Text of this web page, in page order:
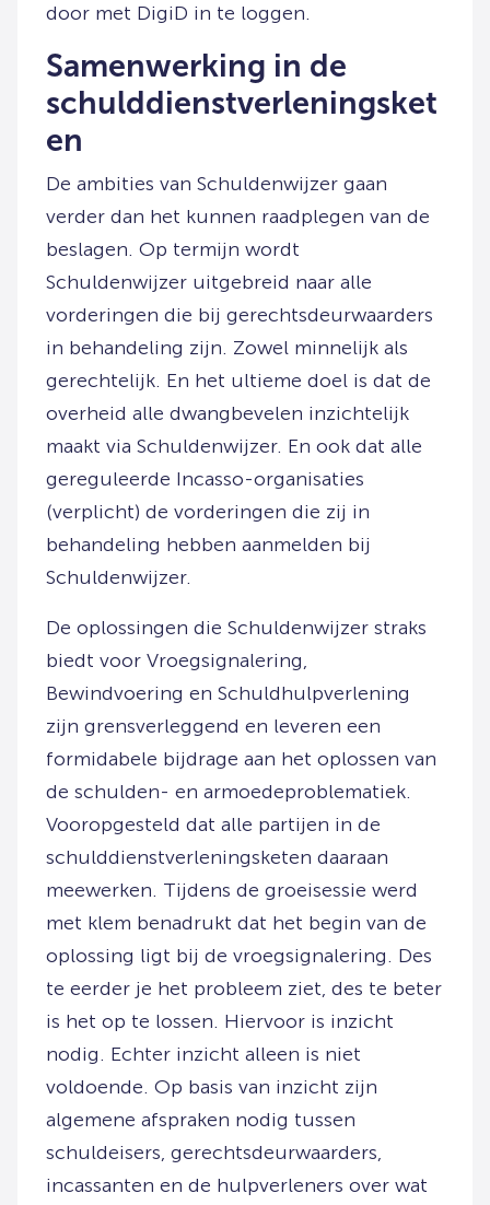
door met DigiD in te loggen.
Samenwerking in de
schulddienstverleningsket
en
De ambities van Schuldenwijzer gaan
verder dan het kunnen raadplegen van de
beslagen. Op termijn wordt
Schuldenwijzer uitgebreid naar alle
vorderingen die bij gerechtsdeurwaarders
in behandeling zijn. Zowel minnelijk als
gerechtelijk. En het ultieme doel is dat de
overheid alle dwangbevelen inzichtelijk
maakt via Schuldenwijzer. En ook dat alle
gereguleerde Incasso-organisaties
(verplicht) de vorderingen die zij in
behandeling hebben aanmelden bij
Schuldenwijzer.
De oplossingen die Schuldenwijzer straks
biedt voor Vroegsignalering,
Bewindvoering en Schuldhulpverlening
zijn grensverleggend en leveren een
formidabele bijdrage aan het oplossen van
de schulden- en armoedeproblematiek.
Vooropgesteld dat alle partijen in de
schulddienstverleningsketen daaraan
meewerken. Tijdens de groeisessie werd
met klem benadrukt dat het begin van de
oplossing ligt bij de vroegsignalering. Des
te eerder je het probleem ziet, des te beter
is het op te lossen. Hiervoor is inzicht
nodig. Echter inzicht alleen is niet
voldoende. Op basis van inzicht zijn
algemene afspraken nodig tussen
schuldeisers, gerechtsdeurwaarders,
incassanten en de hulpverleners over wat